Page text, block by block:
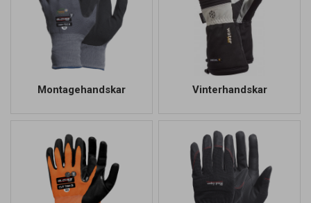
Montagehandskar Vinterhandskar